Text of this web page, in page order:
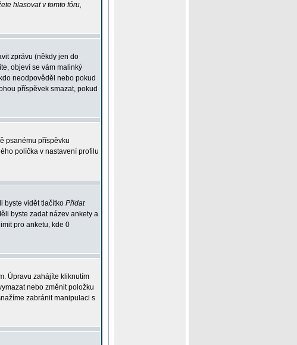
hlasovat v tomto fóru,
zprávu (někdy jen do
objeví se vám malinký
neodpověděl nebo pokud
příspěvek smazat, pokud
psanému příspěvku
políčka v nastavení profilu
byste vidět tlačítko Přidat
byste zadat název ankety a
pro anketu, kde 0
Úpravu zahájíte kliknutím
nebo změnit položku
zabránit manipulaci s